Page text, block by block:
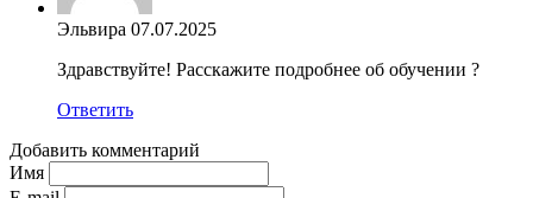
Эльвира 07.07.2025
Здравствуйте! Расскажите подробнее об обучении ?
Ответить
Добавить комментарий
Имя